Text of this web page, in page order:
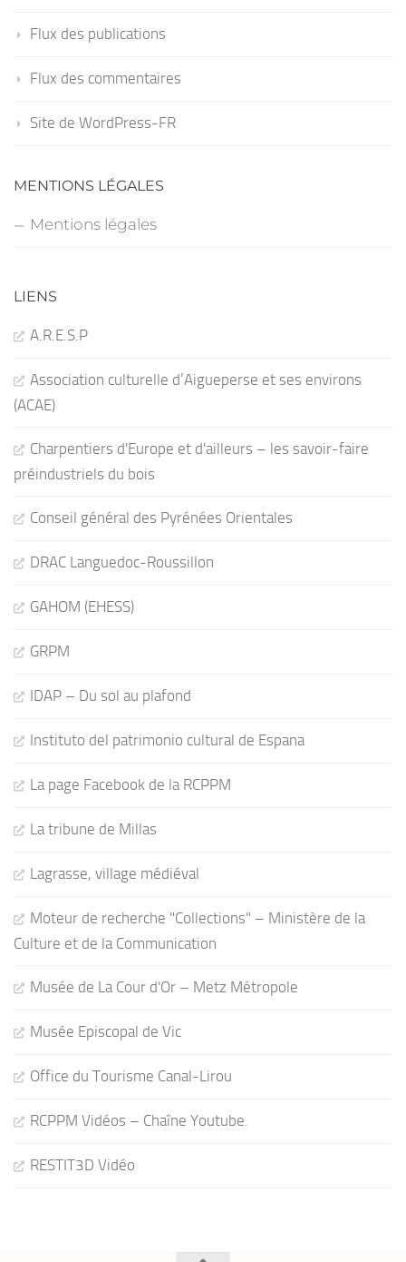
Flux des publications
Flux des commentaires
Site de WordPress-FR
MENTIONS LÉGALES
Mentions légales
LIENS
A.R.E.S.P
Association culturelle d’Aigueperse et ses environs
(ACAE)
Charpentiers d'Europe et d'ailleurs – les savoir-faire
préindustriels du bois
Conseil général des Pyrénées Orientales
DRAC Languedoc-Roussillon
GAHOM (EHESS)
GRPM
IDAP – Du sol au plafond
Instituto del patrimonio cultural de Espana
La page Facebook de la RCPPM
La tribune de Millas
Lagrasse, village médiéval
Moteur de recherche "Collections" – Ministère de la
Culture et de la Communication
Musée de La Cour d'Or – Metz Métropole
Musée Episcopal de Vic
Office du Tourisme Canal-Lirou
RCPPM Vidéos – Chaîne Youtube.
RESTIT3D Vidéo